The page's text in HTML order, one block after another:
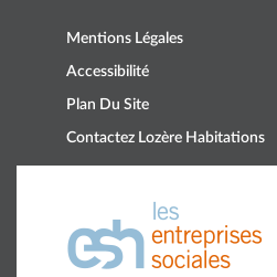
Mentions Légales
Accessibilité
Plan Du Site
Contactez Lozère Habitations